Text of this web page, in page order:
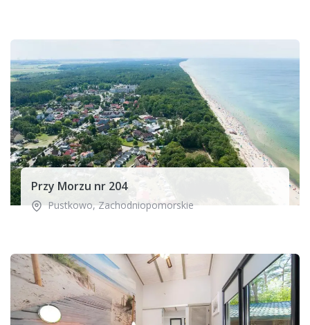
Przy Morzu nr 204
Pustkowo,Zachodniopomorskie